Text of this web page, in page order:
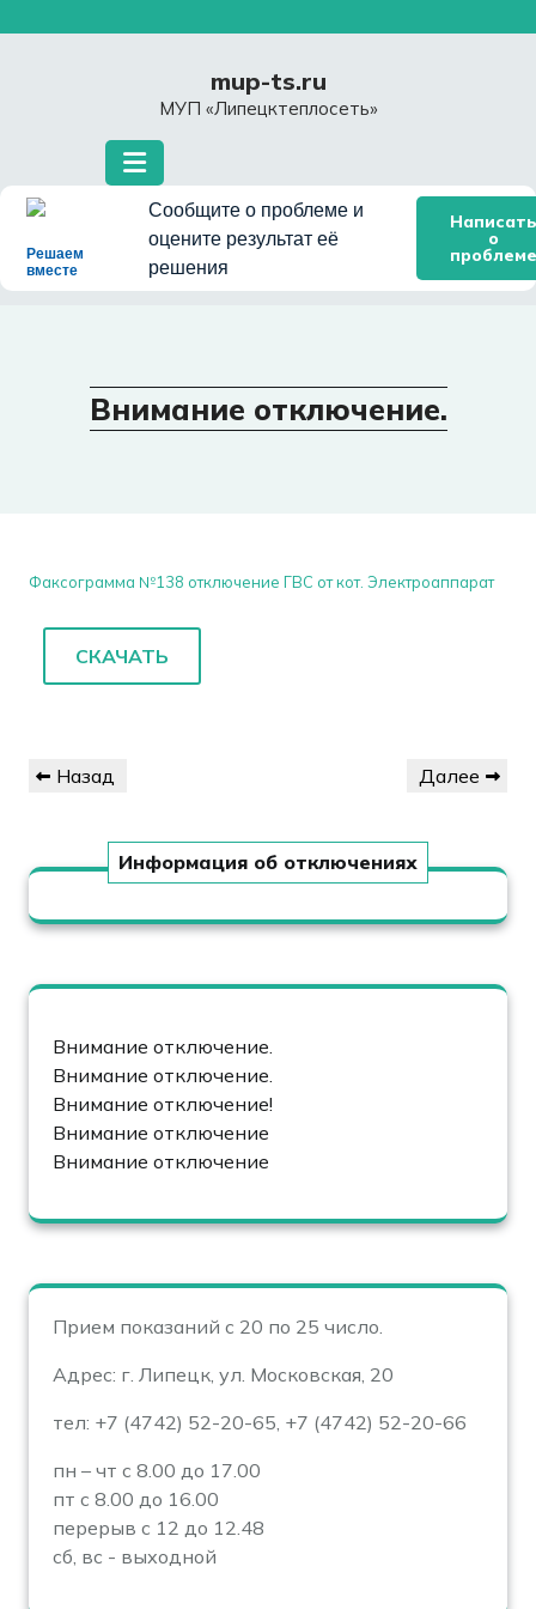
mup-ts.ru
МУП «Липецктеплосеть»
Решаем
вместе
Сообщите о проблеме и
оцените результат её
решения
Написать
о
проблеме
Внимание отключение.
Факсограмма №138 отключение ГВС от кот. Электроаппарат
СКАЧАТЬ
по
Предыдущая
Назад
Следующая
Далее
Информация об отключениях
Внимание отключение.
Внимание отключение.
Внимание отключение!
Внимание отключение
Внимание отключение
Прием показаний с 20 по 25 число.
Адрес: г. Липецк, ул. Московская, 20
тел: +7 (4742) 52-20-65, +7 (4742) 52-20-66
пн – чт с 8.00 до 17.00
пт с 8.00 до 16.00
перерыв с 12 до 12.48
сб, вс - выходной